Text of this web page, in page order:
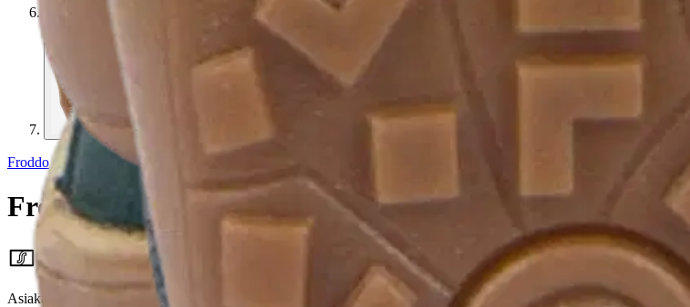
Froddo
Froddo lasten talvipaljasjalkakenkä UP Tex Winter
84,96 €
Asiakasomistajahinta